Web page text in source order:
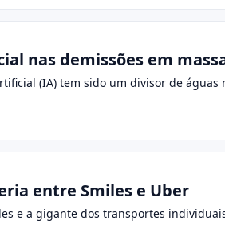
nas demissões em
(IA) tem sido um divisor de
entre Smiles e Uber
e a gigante dos transportes